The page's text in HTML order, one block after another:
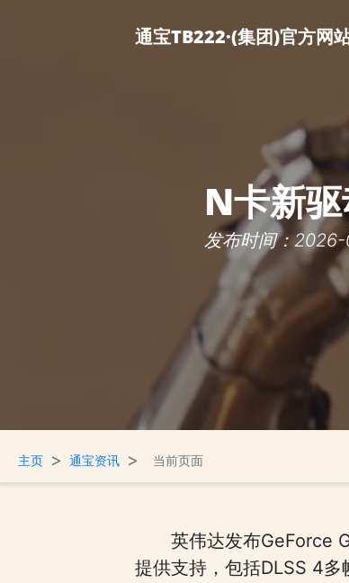
通宝TB222·(集团)官方网
N卡新
发布时间：
主页 > 通宝资讯 > 当前页面
英伟达发布GeForce
提供支持，包括DLSS 4